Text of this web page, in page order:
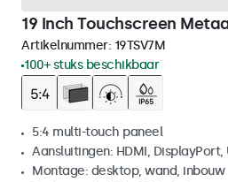
19 Inch Touchscreen
Artikelnummer: 19TSV7M
100+ stuks beschikbaar
5:4 multi-touch paneel
Aansluitingen: HDMI, DisplayPort,
Montage: desktop, wand, inbouw